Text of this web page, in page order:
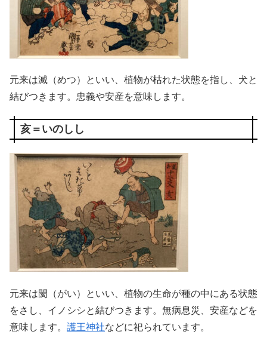
元来は滅（めつ）といい、植物が枯れた状態を指し、犬と
結びつきます。忠義や安産を意味します。
亥＝いのしし
元来は閡（がい）といい、植物の生命が種の中にある状態
をさし、イノシシと結びつきます。無病息災、安産などを
意味します。 護王神社などに祀られています。